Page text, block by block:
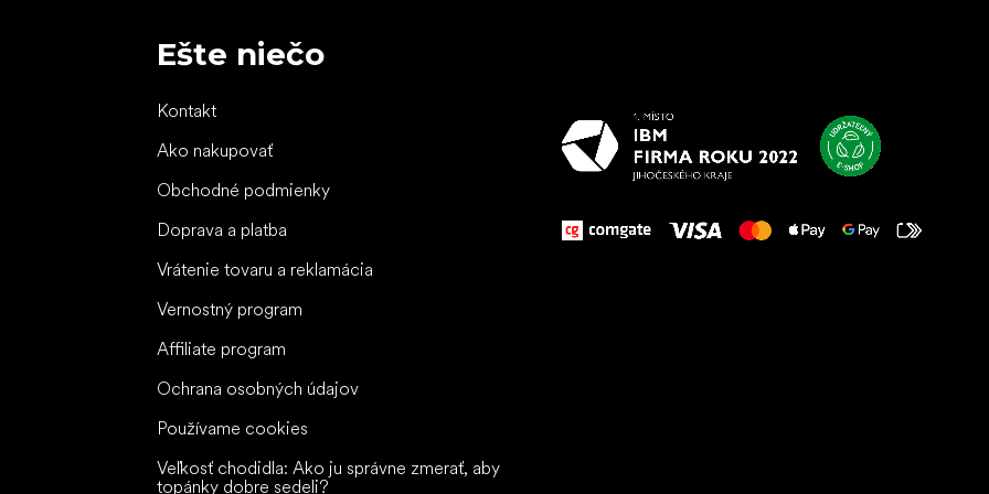
Ešte niečo
Kontakt
Ako nakupovať
Obchodné podmienky
Doprava a platba
Vrátenie tovaru a reklamácia
Vernostný program
Affiliate program
Ochrana osobných údajov
Používame cookies
Veľkosť chodidla: Ako ju správne zmerať, aby
topánky dobre sedeli?